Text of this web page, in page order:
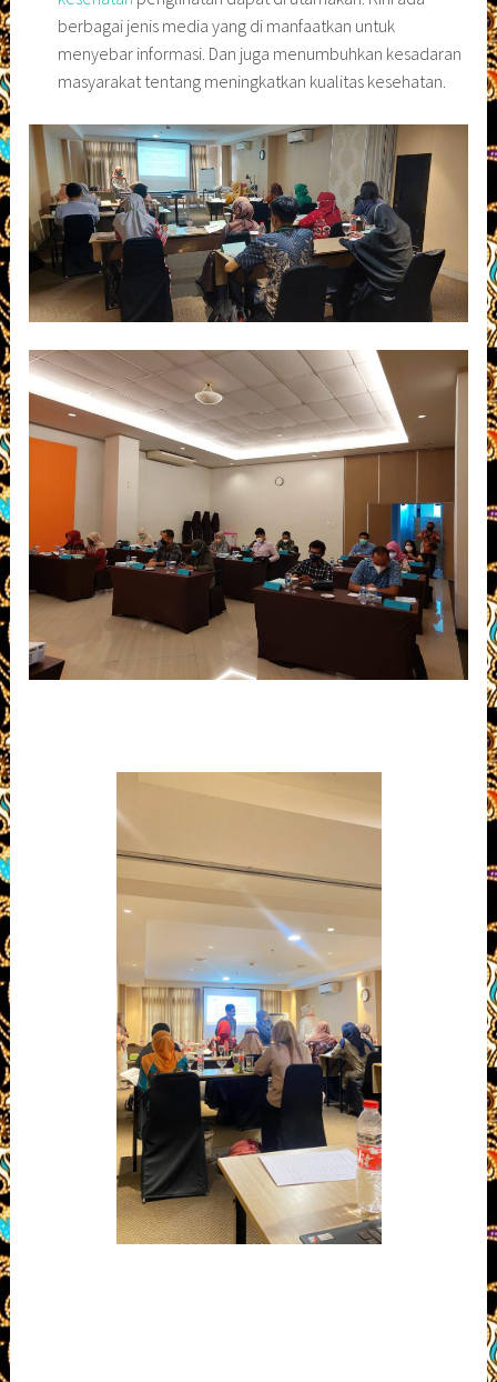
berbagai jenis media yang di manfaatkan untuk
menyebar informasi. Dan juga menumbuhkan kesadaran
masyarakat tentang meningkatkan kualitas kesehatan.